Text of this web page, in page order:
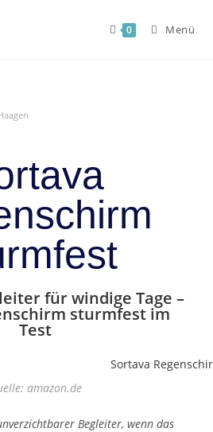
0 Menü
für windige Tage –
sturmfest im
Test
amazon.de
Begleiter, wenn das